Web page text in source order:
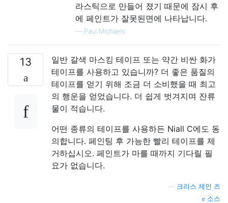
라스틱으로 만들어 졌기 때문에 잠시 후
에 페인트가 잘못된면에 나타납니다.
— Paul Michaels
13
일반 갈색 마스킹 테이프 또는 약간 비싼 화가
테이프를 사용하고 있습니까? 더 좋은 품질의
테이프를 얻기 위해 조금 더 소비했을 때 최고
의 행운을 얻었습니다. 더 쉽게 벗겨지며 잔류
물이 적습니다.
어떤 종류의 테이프를 사용하든 Niall C에도 동
의합니다. 페인팅 후 가능한 빨리 테이프를 제
거하십시오. 페인트가 마를 때까지 기다릴 필
요가 없습니다.
크리스 제인 즈
소스